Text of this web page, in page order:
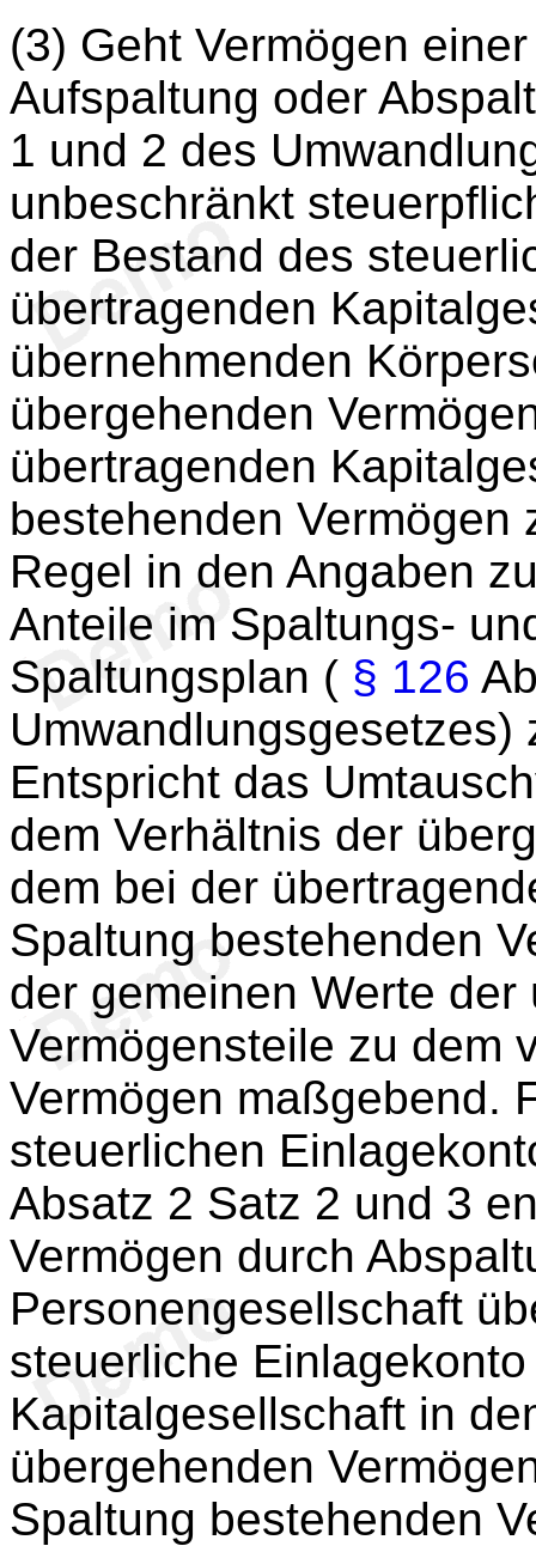
(3) Geht Vermögen
Aufspaltung oder
1 und 2 des
unbeschränkt
der Bestand des
übertragenden
übernehmenden
übergehenden
übertragenden
bestehenden Vermögen
Regel in den Angaben
Anteile im Spaltungs-
Spaltungsplan ( § 126
Umwandlungsgesetzes)
Entspricht das
dem Verhältnis der
dem bei der
Spaltung bestehenden
der gemeinen Werte der
Vermögensteile zu dem
Vermögen maßgebend.
steuerlichen
Absatz 2 Satz 2 und 3
Vermögen durch
Personengesellschaft
steuerliche
Kapitalgesellschaft in
übergehenden
Spaltung bestehenden